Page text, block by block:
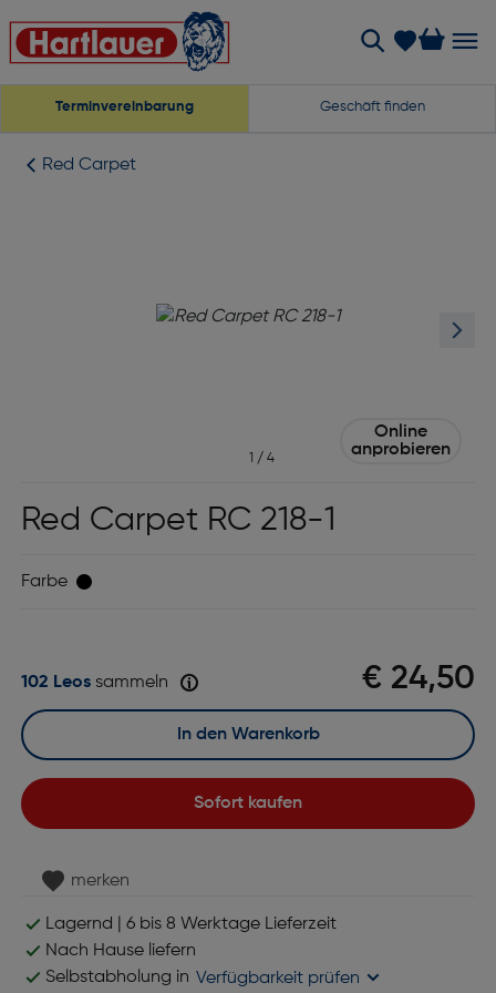
Terminvereinbarung Geschäft finden
Red Carpet
1 / 4
Online
anprobieren
Red Carpet RC 218-1
Farbe
€ 24,50
102 Leossammeln
Sofort kaufen
In den Warenkorb
merken
Lagernd | 6 bis 8 Werktage Lieferzeit
Nach Hause liefern
Selbstabholung in Verfügbarkeit prüfen